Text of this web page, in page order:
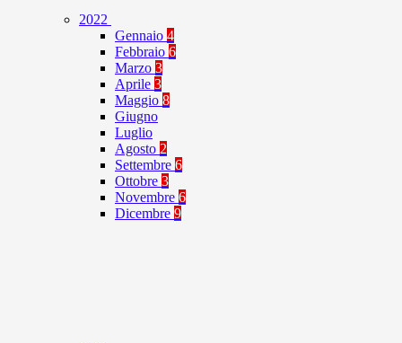
2022
Gennaio 4
Febbraio 6
Marzo 3
Aprile 3
Maggio 8
Giugno
Luglio
Agosto 2
Settembre 6
Ottobre 3
Novembre 6
Dicembre 9